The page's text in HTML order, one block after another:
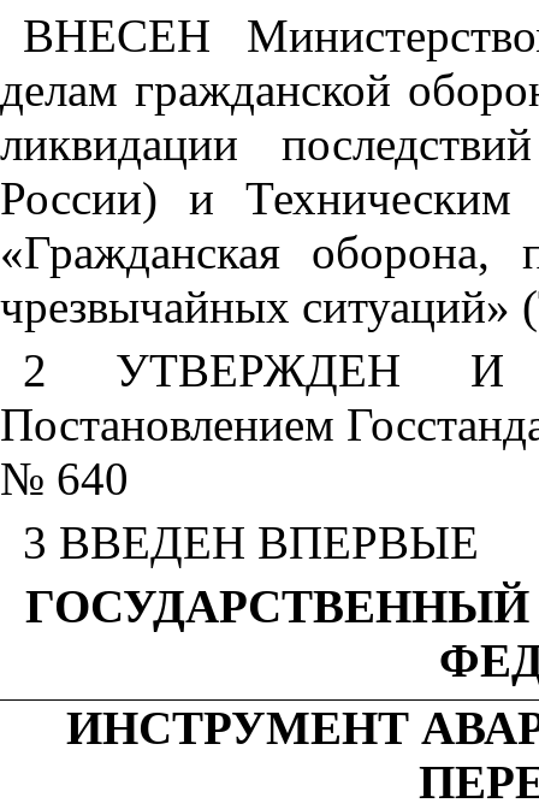
ВНЕСЕН
делам гражданской
ликвидации
России) и Техническим
«Гражданская оборона,
чрезвычайных ситуаций»
2 УТВЕРЖДЕН И
Постановлением
№ 640
3 ВВЕДЕН ВПЕРВЫЕ
ИНСТРУМЕНТ